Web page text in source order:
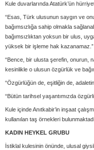
Kule duvarlarında Atatürk’ün
“Esas, Türk ulusunun saygın ve
bağımsızlığa sahip olmakla
bağımsızlıktan yoksun bir ulus,
yüksek bir işleme hak
“Bence, bir ulusta şerefin, onurun,
kesinlikle o ulusun özgürlük ve
“Özgürlüğün de, eşitliğin de,
“Bütün tarihsel yaşantımızda
Kule içinde Anıtkabir’in inşaat
kullanılan taş örnekleri
KADIN HEYKEL GRUBU
İstiklal kulesinin önünde, ulusal